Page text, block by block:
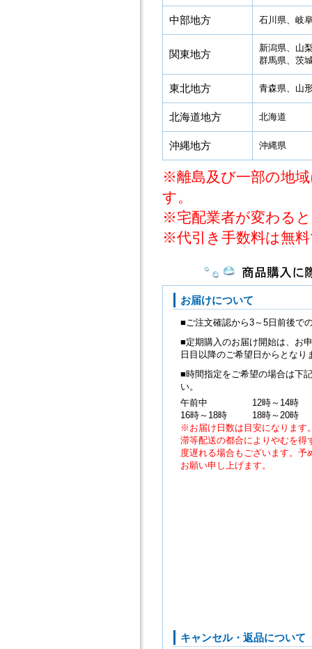
中部地方 石川県、岐
関東地方
新潟県、山
群馬県、茨
東北地方 青森県、山
北海道地方 北海道
沖縄地方 沖縄県
※離島及び一部の地
す。
※宅配業者が変わる
※代引き手数料は無
お届けについて
■ご注文確認から3～5日前後で
■定期購入のお届け開始は、お
日目以降のご希望日からとなり
■時間指定をご希望の場合は下
い。
午前中
12時～14時
16時～18時
18時～20時
※お届け日数は目安になります
滞等配送の都合によりやむを得
度遅れる場合もございます。予
お願い申し上げます。
キャンセル・返品について